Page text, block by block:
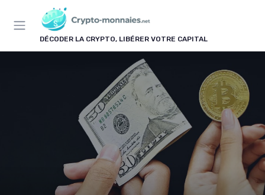
DÉCODER LA CRYPTO, LIBÉRER VOTRE CAPITAL
Panneau de gestion des cookies